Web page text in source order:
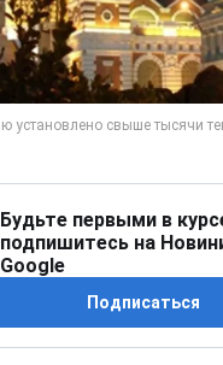
Будьте первыми в
подпишитесь на
Google
Подписаться